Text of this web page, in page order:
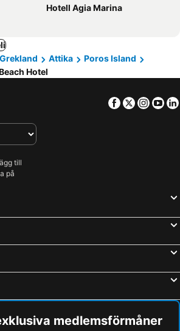
Hotell Agia Marina
Grekland Attika
Poros Island
Hotel
Facebook
Twitter
till
på
medlemsförmåner